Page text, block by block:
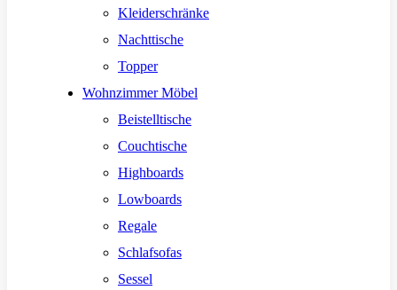
Kleiderschränke
Nachttische
Topper
Wohnzimmer Möbel
Beistelltische
Couchtische
Highboards
Lowboards
Regale
Schlafsofas
Sessel